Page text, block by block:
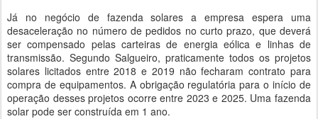
Já no negócio de fazenda solares a empresa espera uma
desaceleração no número de pedidos no curto prazo, que deverá
ser compensado pelas carteiras de energia eólica e linhas de
transmissão. Segundo Salgueiro, praticamente todos os projetos
solares licitados entre 2018 e 2019 não fecharam contrato para
compra de equipamentos. A obrigação regulatória para o início de
operação desses projetos ocorre entre 2023 e 2025. Uma fazenda
solar pode ser construída em 1 ano.